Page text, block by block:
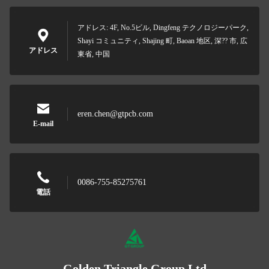
アドレス
アドレス: 4F, No.5ビル, Dingfeng テクノロジーパーク,
Shayi コミュニティ, Shajing 町, Baoan 地区, 深?? 市, 広
東省, 中国
E-mail
eren.chen@gtpcb.com
電話
0086-755-85275761